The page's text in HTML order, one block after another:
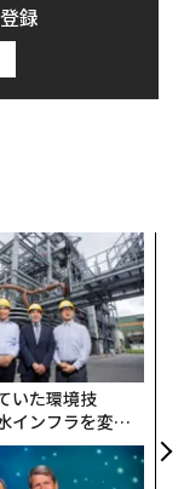
録
いた環境技
インフラを変え
総研×月島JFE
ーションの10年